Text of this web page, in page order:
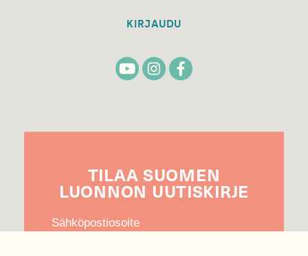
KIRJAUDU
TILAA SUOMEN
LUONNON UUTIS­KIRJE
Sähköpostiosoite